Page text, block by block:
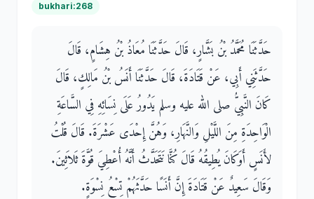
bukhari:268
حَدَّثَنَا مُحَمَّدُ بْنُ بَشَّارٍ، قَالَ حَدَّثَنَا مُعَاذُ بْنُ هِشَامٍ، قَالَ
حَدَّثَنِي أَبِي، عَنْ قَتَادَةَ، قَالَ حَدَّثَنَا أَنَسُ بْنُ مَالِكٍ، قَالَ
كَانَ النَّبِيُّ صلى الله عليه وسلم يَدُورُ عَلَى نِسَائِهِ فِي السَّاعَةِ
الْوَاحِدَةِ مِنَ اللَّيْلِ وَالنَّهَارِ، وَهُنَّ إِحْدَى عَشْرَةَ‏.‏ قَالَ قُلْتُ
لأَنَسٍ أَوَكَانَ يُطِيقُهُ قَالَ كُنَّا نَتَحَدَّثُ أَنَّهُ أُعْطِيَ قُوَّةَ ثَلاَثِينَ‏.‏
وَقَالَ سَعِيدٌ عَنْ قَتَادَةَ إِنَّ أَنَسًا حَدَّثَهُمْ تِسْعُ نِسْوَةٍ‏.‏